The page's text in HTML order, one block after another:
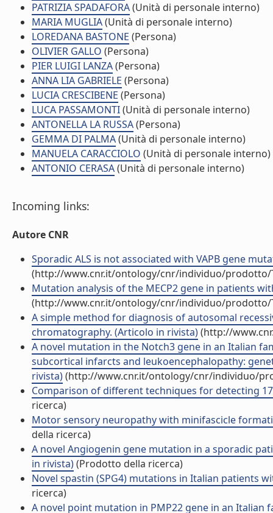
PATRIZIA SPADAFORA(Unità di personale interno)
MARIA MUGLIA(Unità di personale interno)
LOREDANA BASTONE (Persona)
OLIVIER GALLO (Persona)
PIER LUIGI LANZA(Persona)
ANNA LIA GABRIELE (Persona)
LUCIA CRESCIBENE (Persona)
LUCA PASSAMONTI(Unità di personale interno)
ANTONELLA LA RUSSA(Persona)
GEMMA DI PALMA(Unità di personale interno)
MANUELA CARACCIOLO (Unità di personale interno)
ANTONIO CERASA(Unità di personale interno)
Incoming links:
Autore CNR
Sporadic ALS is not associated with VAPB gene
(http://www.cnr.it/ontology/cnr/individuo/prodotto/
Mutation analysis of the MECP2 gene in patients
(http://www.cnr.it/ontology/cnr/individuo/prodotto/
A simple method for diagnosis of autosomal
chromatography. (Articolo in rivista)(http://
A novel mutation in the Notch3 gene in an Italian
subcortical infarcts and leukoencephalopathy:
rivista)(http://www.cnr.it/ontology/cnr/individuo/
Comparison of different techniques for detecting
ricerca)
Motor sensory neuropathy with minifascicle
della ricerca)
A novel Angiogenin gene mutation in a sporadic
in rivista)(Prodotto della ricerca)
Novel spastin (SPG4) mutations in Italian patients
ricerca)
A novel point mutation in PMP22 gene in an